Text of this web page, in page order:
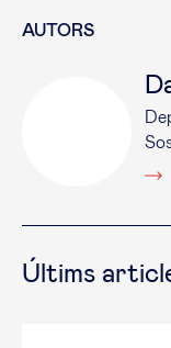
AUTORS
Últims